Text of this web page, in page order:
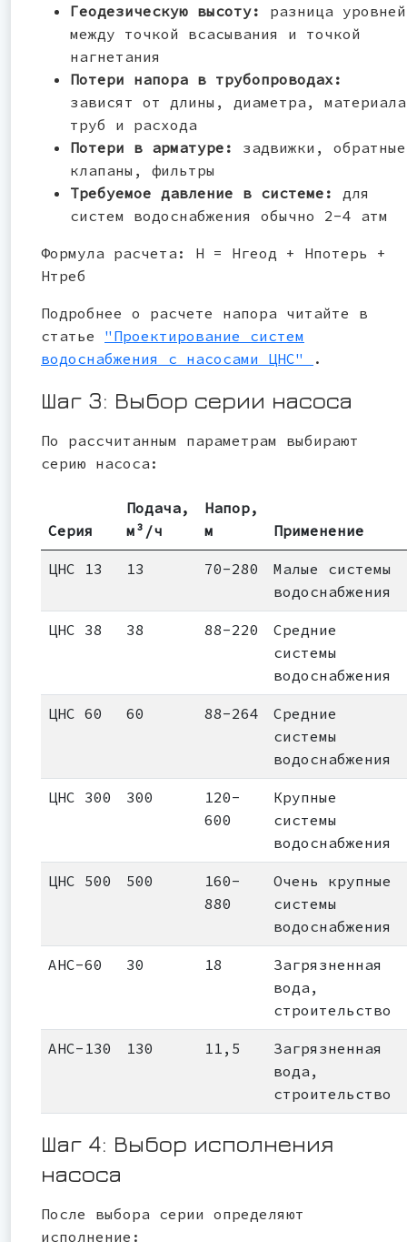
Геодезическую высоту: разница уровней
между точкой всасывания и точкой
нагнетания
Потери напора в трубопроводах:
зависят от длины, диаметра, материала
труб и расхода
Потери в арматуре: задвижки, обратные
клапаны, фильтры
Требуемое давление в системе: для
систем водоснабжения обычно 2-4 атм
Формула расчета: H = Hгеод + Hпотерь +
Hтреб
Подробнее о расчете напора читайте в
статье "Проектирование систем
водоснабжения с насосами ЦНС"
.
Шаг 3: Выбор серии насоса
По рассчитанным параметрам выбирают
серию насоса:
Серия
Подача,
м³/ч
Напор,
м
Применение
ЦНС 13 13 70-280
Малые системы
водоснабжения
ЦНС 38 38 88-220
Средние
системы
водоснабжения
ЦНС 60 60 88-264
Средние
системы
водоснабжения
ЦНС 300 300
120-
600
Крупные
системы
водоснабжения
ЦНС 500 500
160-
880
Очень крупные
системы
водоснабжения
АНС-60 30 18
Загрязненная
вода,
строительство
АНС-130 130 11,5
Загрязненная
вода,
строительство
Шаг 4: Выбор исполнения
насоса
После выбора серии определяют
исполнение: